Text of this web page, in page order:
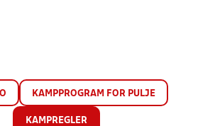
KAMPPROGRAM FOR PULJE
KAMPREGLER